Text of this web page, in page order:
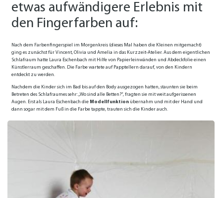
etwas aufwändigere Erlebnis mit
den Fingerfarben auf:
Nach dem Farbenfingerspiel im Morgenkreis (dieses Mal haben die Kleinen mitgemacht)
ging es zunächst für Vincent, Olivia und Amelia in das Kurzzeit-Atelier. Aus dem eigentlichen
Schlafraum hatte Laura Eschenbach mit Hilfe von Papierleinwänden und Abdeckfolie einen
Künstlerraum geschaffen. Die Farbe wartete auf Papptellern darauf, von den Kindern
entdeckt zu werden.
Nachdem die Kinder sich im Bad bis auf den Body ausgezogen hatten, staunten sie beim
Betreten des Schlafraumes sehr: „Wo sind alle Betten?“, fragten sie mit weit aufgerissenen
Augen. Erst als Laura Eschenbach die Modellfunktionübernahm und mit der Hand und
dann sogar mit dem Fuß in die Farbe tappte, trauten sich die Kinder auch.